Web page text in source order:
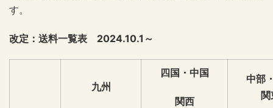
す。
改定：送料一覧表 2024.10.1～
九州
四国・中国
関西
中部